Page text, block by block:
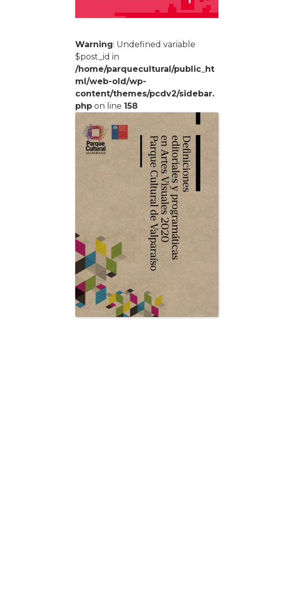
Warning: Undefined variable
$post_id in
/home/parquecultural/public_ht
ml/web-old/wp-
content/themes/pcdv2/sidebar.
php on line 158